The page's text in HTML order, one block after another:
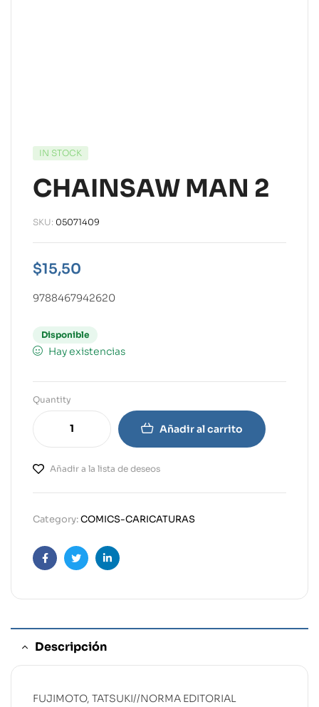
IN STOCK
CHAINSAW MAN 2
SKU: 05071409
$15,50
9788467942620
Disponible
Hay existencias
Quantity
Añadir al carrito
Añadir a la lista de deseos
Category:COMICS-CARICATURAS
FacebookTwitterLinkedin
Descripción
FUJIMOTO, TATSUKI//NORMA EDITORIAL